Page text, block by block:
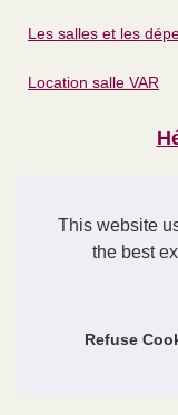
This website
the best
Refuse
Les salles et les
Location salle VAR
Vacances au pays
Séjour à grimaud :
Vacances à saint-